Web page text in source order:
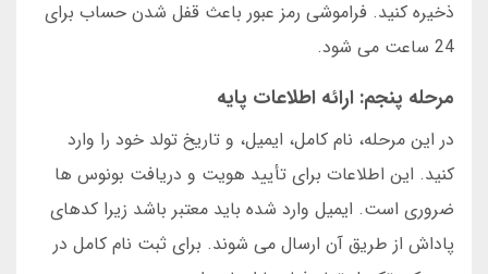
ذخیره کنید. فراموشی رمز عبور باعث قفل شدن حساب برای
24 ساعت می شود.
مرحله پنجم: ارائه اطلاعات پایه
در این مرحله، نام کامل، ایمیل، و تاریخ تولد خود را وارد
کنید. این اطلاعات برای تأیید هویت و دریافت بونوس ها
ضروری است. ایمیل وارد شده باید معتبر باشد زیرا کدهای
پاداش از طریق آن ارسال می شوند. برای ثبت نام کامل در